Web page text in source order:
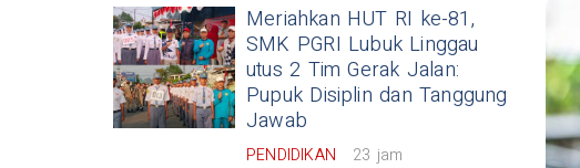
Meriahkan HUT RI ke-81,
SMK PGRI Lubuk Linggau
utus 2 Tim Gerak Jalan:
Pupuk Disiplin dan Tanggung
Jawab
PENDIDIKAN 23 jam